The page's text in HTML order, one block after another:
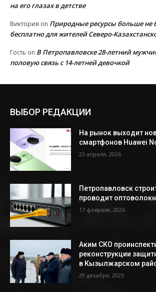
на его глазах в детстве
Виктория on Природные ресурсы больше не
бесплатно для жителей Северо-
Гость on В Петропавловске 28-летний
половую связь с 14-летней девочкой
ВЫБОР РЕДАКЦИИ
На рынок выходит
смартфонов Huawei
23 апреля, 2026
Петропавловск
проводит
17 февраля, 2026
Аким СКО
реконструкции
в Кызылжарском
29 декабря, 2025